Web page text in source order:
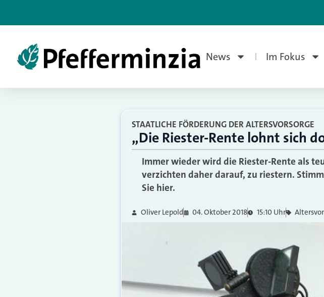
News Im Fokus
STAATLICHE FÖRDERUNG DER ALTERSVORSORGE
„Die Riester-Rente lohnt sich
Immer wieder wird die Riester-Rente als
verzichten daher darauf, zu riestern.
Sie hier.
Oliver Lepold 04. Oktober 2018 15:10 Uhr